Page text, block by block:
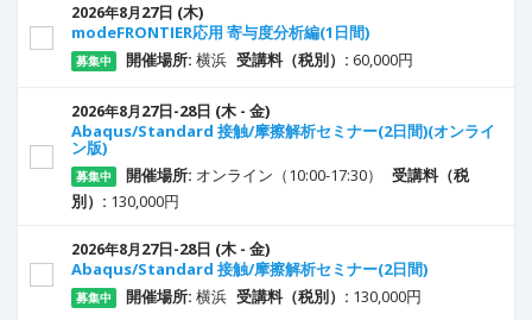
2026年8月27日 (木)
modeFRONTIER応用 寄与度分析編(1日間)
募集中 開催場所: 横浜 受講料（税別）: 60,000円
2026年8月27日-28日 (木 - 金)
Abaqus/Standard 接触/摩擦解析セミナー(2日間)(オンライ
ン版)
募集中 開催場所: オンライン（10:00-17:30）
受講料（税
別）: 130,000円
2026年8月27日-28日 (木 - 金)
Abaqus/Standard 接触/摩擦解析セミナー(2日間)
募集中 開催場所: 横浜 受講料（税別）: 130,000円